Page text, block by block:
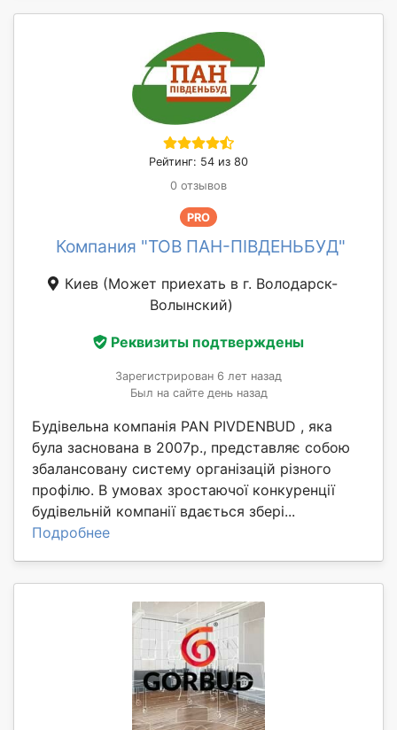
Рейтинг: 54 из 80
0 отзывов
PRO
Компания "ТОВ ПАН-ПІВДЕНЬБУД"
Киев (Может приехать в г. Володарск-
Волынский)
Реквизиты подтверждены
Зарегистрирован 6 лет назад
Был на сайте день назад
Будівельна компанія PAN PIVDENBUD , яка
була заснована в 2007р., представляє собою
збалансовану систему організацій різного
профілю. В умовах зростаючої конкуренції
будівельній компанії вдається збері...
Подробнее